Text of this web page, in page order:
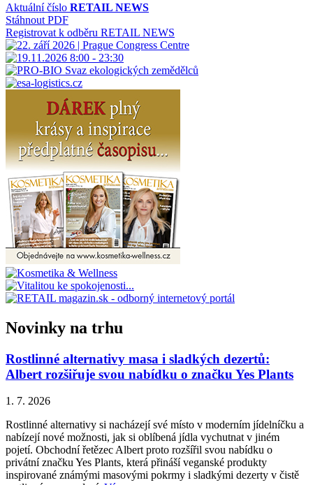
Aktuální číslo RETAIL NEWS
Stáhnout PDF
Registrovat k odběru RETAIL NEWS
Novinky na trhu
Rostlinné alternativy masa i sladkých dezertů:
Albert rozšiřuje svou nabídku o značku Yes Plants
1. 7. 2026
Rostlinné alternativy si nacházejí své místo v moderním jídelníčku a
nabízejí nové možnosti, jak si oblíbená jídla vychutnat v jiném
pojetí. Obchodní řetězec Albert proto rozšířil svou nabídku o
privátní značku Yes Plants, která přináší veganské produkty
inspirované známými masovými pokrmy i sladkými dezerty v čistě